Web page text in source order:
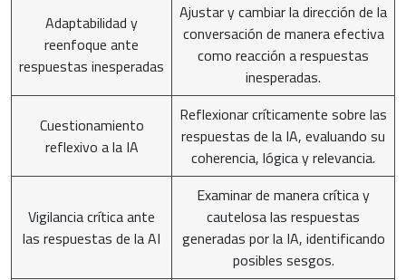
Adaptabilidad y
reenfoque ante
respuestas inesperadas
Ajustar y cambiar la dirección de la
conversación de manera efectiva
como reacción a respuestas
inesperadas.
Cuestionamiento
reflexivo a la IA
Reflexionar críticamente sobre las
respuestas de la IA, evaluando su
coherencia, lógica y relevancia.
Vigilancia crítica ante
las respuestas de la AI
Examinar de manera crítica y
cautelosa las respuestas
generadas por la IA, identificando
posibles sesgos.